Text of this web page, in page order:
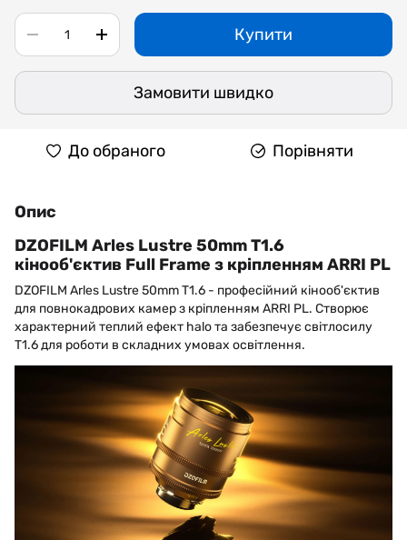
Купити
Замовити швидко
До обраного Порівняти
Опис
DZOFILM Arles Lustre 50mm T1.6
кінооб'єктив Full Frame з кріпленням ARRI PL
DZOFILM Arles Lustre 50mm T1.6 - професійний кінооб'єктив
для повнокадрових камер з кріпленням ARRI PL. Створює
характерний теплий ефект halo та забезпечує світлосилу
T1.6 для роботи в складних умовах освітлення.